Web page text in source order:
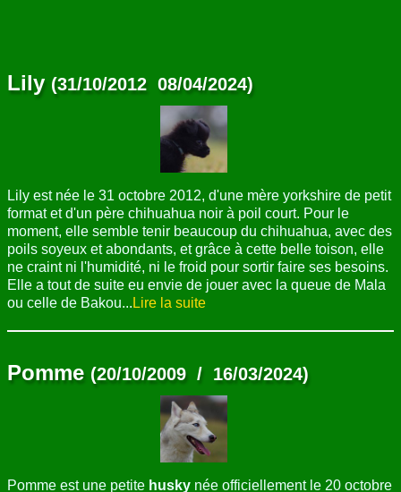
Lily (31/10/2012 08/04/2024)
Lily est née le 31 octobre 2012, d'une mère yorkshire de petit
format et d'un père chihuahua noir à poil court. Pour le
moment, elle semble tenir beaucoup du chihuahua, avec des
poils soyeux et abondants, et grâce à cette belle toison, elle
ne craint ni l'humidité, ni le froid pour sortir faire ses besoins.
Elle a tout de suite eu envie de jouer avec la queue de Mala
ou celle de Bakou... Lire la suite
Pomme (20/10/2009 / 16/03/2024)
Pomme est une petite husky née officiellement le 20 octobre